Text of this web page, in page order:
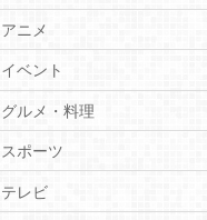
アニメ
イベント
グルメ・料理
スポーツ
テレビ